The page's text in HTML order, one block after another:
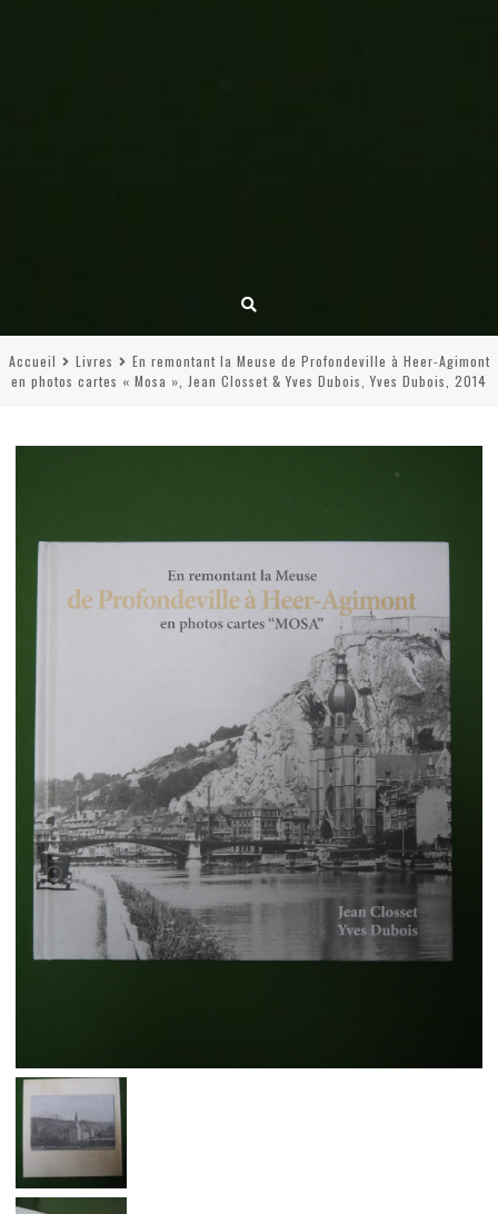
Accueil Livres
En remontant la Meuse de Profondeville à Heer-Agimont
en photos cartes « Mosa », Jean Closset & Yves Dubois, Yves Dubois, 2014